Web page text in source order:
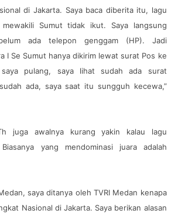
di Jakarta. Saya baca diberita itu, lagu
Sumut tidak ikut. Saya langsung
ada telepon genggam (HP). Jadi
I Se Sumut hanya dikirim lewat surat Pos ke
pulang, saya lihat sudah ada surat
ada, saya saat itu sungguh kecewa,”
juga awalnya kurang yakin kalau lagu
yang mendominasi juara adalah
saya ditanya oleh TVRI Medan kenapa
Nasional di Jakarta. Saya berikan alasan